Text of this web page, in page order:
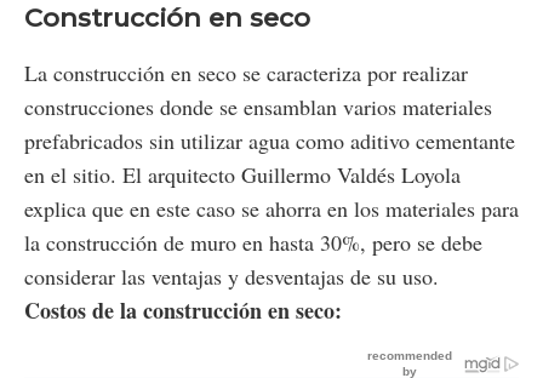
Construcción en seco
La construcción en seco se caracteriza por realizar
construcciones donde se ensamblan varios materiales
prefabricados sin utilizar agua como aditivo cementante
en el sitio. El arquitecto Guillermo Valdés Loyola
explica que en este caso se ahorra en los materiales para
la construcción de muro en hasta 30%, pero se debe
considerar las ventajas y desventajas de su uso.
Costos de la construcción en seco: